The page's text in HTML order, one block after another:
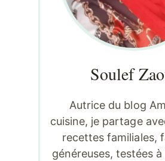
Soulef
Autrice du blog
cuisine, je partage
recettes familiales,
généreuses, testées à